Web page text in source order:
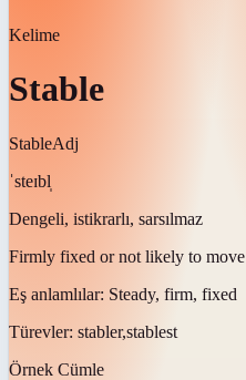
Kelime
Stable
StableAdj
ˈsteɪbl̩
Dengeli, istikrarlı, sarsılmaz
Firmly fixed or not likely to move
Eş anlamlılar: Steady, firm, fixed
Türevler: stabler,stablest
Örnek Cümle